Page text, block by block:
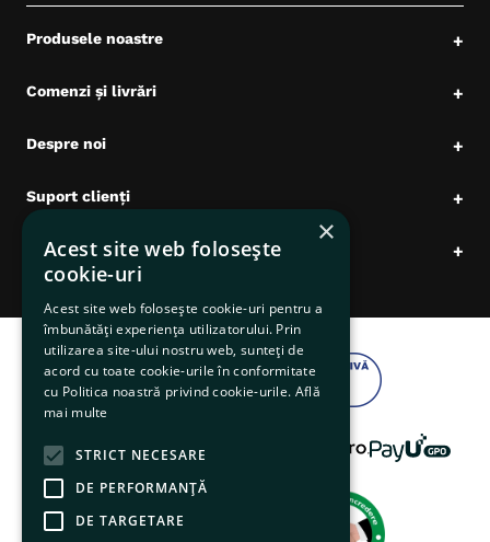
Produsele noastre +
Comenzi și livrări +
Despre noi +
Suport clienți +
Date comerciale +
×
Acest site web folosește
cookie-uri
Acest site web folosește cookie-uri pentru a
îmbunătăți experiența utilizatorului. Prin
utilizarea site-ului nostru web, sunteți de
acord cu toate cookie-urile în conformitate
cu Politica noastră privind cookie-urile. Află
mai multe
STRICT NECESARE
DE PERFORMANȚĂ
DE TARGETARE